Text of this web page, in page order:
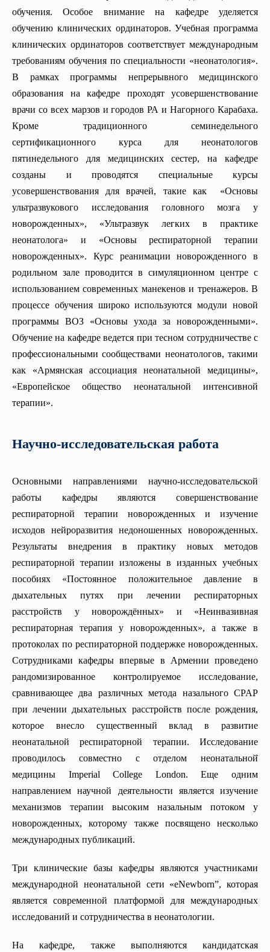
обучения. Особое внимание на кафедре уделяется
обучению клинических ординаторов. Учебная программа
клинических ординаторов соответствует международным
требованиям обучения по специальности «неонатология».
В рамках программы непрерывного медицинского
образования на кафедре проходят усовершенствование
врачи со всех марзов и городов РА и Нагорного Карабаха.
Кроме традиционного семинедельного
сертификационного курса для неонатологов
пятинедельного для медицинских сестер, на кафедре
созданы и проводятся специальные курсы
усовершенствования для врачей, такие как «Основы
ультразвукового исследования головного мозга у
новорожденных», «Ультразвук легких в практике
неонатолога» и «Основы респираторной терапии
новорожденных». Курс реанимации новорожденного в
родильном зале проводится в симуляционном центре с
использованием современных манекенов и тренажеров. В
процессе обучения широко используются модули новой
программы ВОЗ «Основы ухода за новорожденными».
Обучение на кафедре ведется при тесном сотрудничестве с
профессиональными сообществами неонатологов, такими
как «Армянская ассоциация неонатальной медицины»,
«Европейское общество неонатальной интенсивной
терапии».
Научно-исследовательская работа
Основными направлениями научно-исследовательской
работы кафедры являются совершенствование
респираторной терапии новорожденных и изучение
исходов нейроразвития недоношенных новорожденных.
Результаты внедрения в практику новых методов
респираторной терапии изложены в изданных учебных
пособиях «Постоянное положительное давление в
дыхательных путях при лечении респираторных
расстройств у новорождённых» и «Неинвазивная
респираторная терапия у новорожденных», а также в
протоколах по респираторной поддержке новорожденных.
Сотрудниками кафедры впервые в Армении проведено
рандомизированное контролируемое исследование,
сравнивающее два различных метода назального СPAP
при лечении дыхательных расстройств после рождения,
которое внесло существенный вклад в развитие
неонатальной респираторной терапии. Исследование
проводилось совместно с отделом неонатальной̆
медицины Imperial College London. Еще одним
направлением научной деятельности является изучение
механизмов терапии высоким назальным потоком у
новорожденных, которому также посвящено несколько
международных публикаций.
Три клинические базы кафедры являются участниками
международной неонатальной сети «eNewborn”, которая
является современной платформой для международных
исследований и сотрудничества в неонатологии.
На кафедре, также выполняются кандидатская